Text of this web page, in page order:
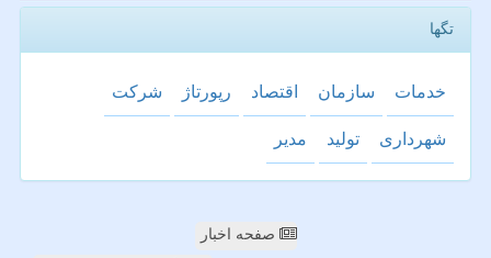
تگها
خدمات سازمان اقتصاد رپورتاژ شركت
شهرداری تولید مدیر
صفحه اخبار